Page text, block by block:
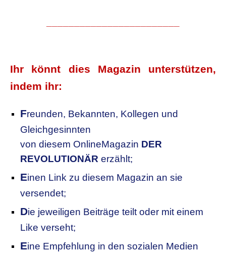
Ihr könnt dies Magazin unterstützen,
indem ihr:
Freunden, Bekannten, Kollegen und
Gleichgesinnten
von diesem OnlineMagazin DER
REVOLUTIONÄR erzählt;
Einen Link zu diesem Magazin an sie
versendet;
Die jeweiligen Beiträge teilt oder mit einem
Like verseht;
Eine Empfehlung in den sozialen Medien